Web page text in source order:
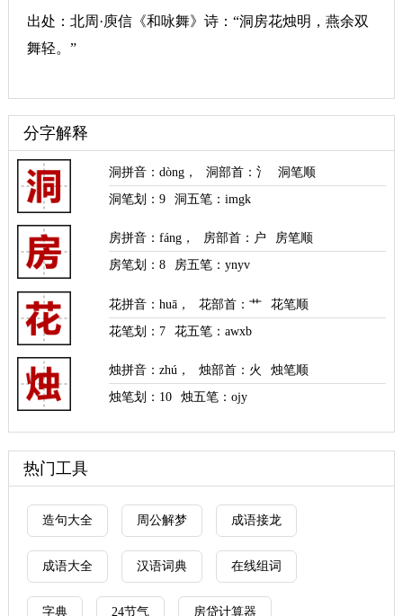
出处：北周·庾信《和咏舞》诗：“洞房花烛明，燕余双
舞轻。”
分字解释
洞拼音 ：dòng ， 洞部首 ：氵
洞笔顺
洞笔划：9 洞五笔：imgk
房拼音 ：fáng ， 房部首 ：户
房笔顺
房笔划：8 房五笔：ynyv
花拼音 ：huā ， 花部首 ：艹
花笔顺
花笔划： 7 花五笔：awxb
烛拼音 ：zhú ， 烛部首 ：火
烛笔顺
烛笔划： 10 烛五笔：ojy
热门工具
造句大全 周公解梦 成语接龙
成语大全 汉语词典 在线组词
字典 24节气 房贷计算器